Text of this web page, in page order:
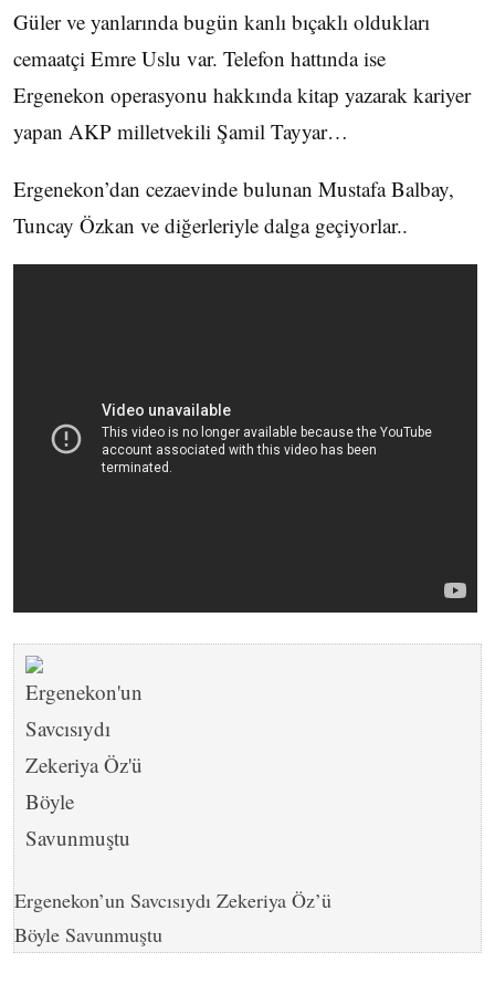
Güler ve yanlarında bugün kanlı bıçaklı oldukları
cemaatçi Emre Uslu var. Telefon hattında ise
Ergenekon operasyonu hakkında kitap yazarak kariyer
yapan AKP milletvekili Şamil Tayyar…
Ergenekon’dan cezaevinde bulunan Mustafa Balbay,
Tuncay Özkan ve diğerleriyle dalga geçiyorlar..
Ergenekon’un Savcısıydı Zekeriya Öz’ü
Böyle Savunmuştu